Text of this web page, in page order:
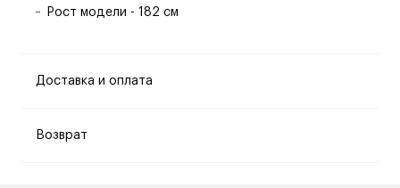
Рост модели - 182 см
Доставка и оплата
Возврат